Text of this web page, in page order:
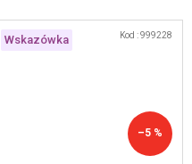
Wskazówka
–5 %
Kod :999228